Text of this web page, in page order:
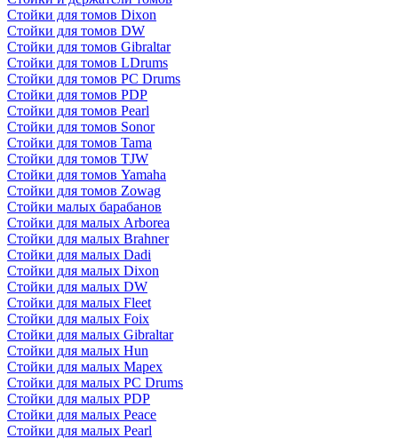
Стойки для томов Dixon
Стойки для томов DW
Стойки для томов Gibraltar
Стойки для томов LDrums
Стойки для томов PC Drums
Стойки для томов PDP
Стойки для томов Pearl
Стойки для томов Sonor
Стойки для томов Tama
Стойки для томов TJW
Стойки для томов Yamaha
Стойки для томов Zowag
Стойки малых барабанов
Стойки для малых Arborea
Стойки для малых Brahner
Стойки для малых Dadi
Стойки для малых Dixon
Стойки для малых DW
Стойки для малых Fleet
Стойки для малых Foix
Стойки для малых Gibraltar
Стойки для малых Hun
Стойки для малых Mapex
Стойки для малых PC Drums
Стойки для малых PDP
Стойки для малых Peace
Стойки для малых Pearl